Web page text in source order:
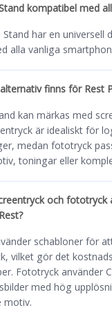
kompatibel med
Stand har en universell
alla vanliga
finns för Rest
kan märkas med
är idealiskt för
medan fototryck
toningar eller
och fototryck
schabloner för
vilket gör det
Fototryck använder
med hög
motiv.